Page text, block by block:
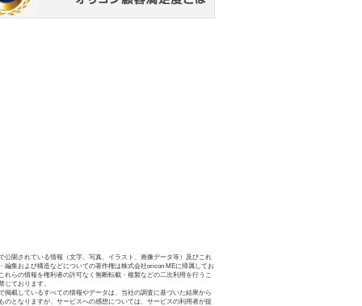
公開されている情報（文字、写真、イラスト、画像データ等）及びこれ
編集および構造などについての著作権は株式会社oricon MEに帰属してお
れらの情報を権利者の許可なく無断転載・複製などの二次利用を行うこ
じております。
掲載しているすべての情報やデータは、当社の調査に基づいた結果から
のとなりますが、サービスへの感想については、サービスの利用者が提